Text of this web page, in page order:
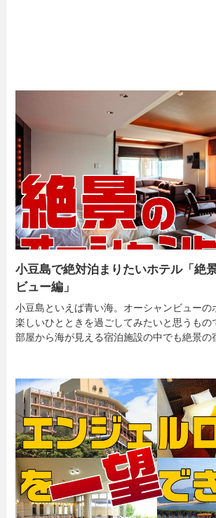
小豆島で絶対泊まりたいホテル「絶
ビュー編」
小豆島といえば青い海。オーシャンビューの
楽しいひとときを過ごしてみたいと思うもの
部屋から海が見える宿泊施設の中でも絶景の